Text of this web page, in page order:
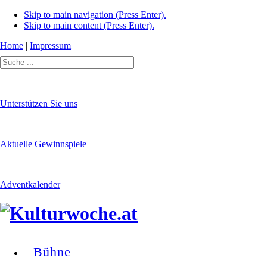
Skip to main navigation (Press Enter).
Skip to main content (Press Enter).
Home | Impressum
Unterstützen Sie uns
Aktuelle Gewinnspiele
Adventkalender
Bühne